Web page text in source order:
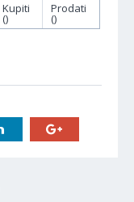
Kupiti
()
Prodati
()